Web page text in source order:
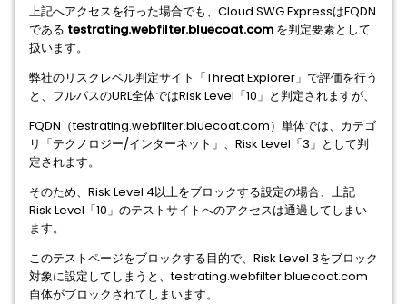
上記へアクセスを行った場合でも、Cloud SWG ExpressはFQDN
である testrating.webfilter.bluecoat.com を判定要素として
扱います。
弊社のリスクレベル判定サイト「Threat Explorer」で評価を行う
と、フルパスのURL全体ではRisk Level「10」と判定されますが、
FQDN（testrating.webfilter.bluecoat.com）単体では、カテゴ
リ「テクノロジー/インターネット」、Risk Level「3」として判
定されます。
そのため、Risk Level 4以上をブロックする設定の場合、上記
Risk Level「10」のテストサイトへのアクセスは通過してしまい
ます。
このテストページをブロックする目的で、Risk Level 3をブロック
対象に設定してしまうと、testrating.webfilter.bluecoat.com
自体がブロックされてしまいます。